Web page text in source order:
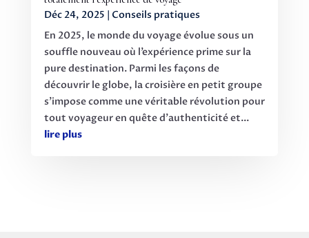
Déc 24, 2025 | Conseils pratiques
En 2025, le monde du voyage évolue sous un
souffle nouveau où l’expérience prime sur la
pure destination. Parmi les façons de
découvrir le globe, la croisière en petit groupe
s’impose comme une véritable révolution pour
tout voyageur en quête d’authenticité et...
lire plus